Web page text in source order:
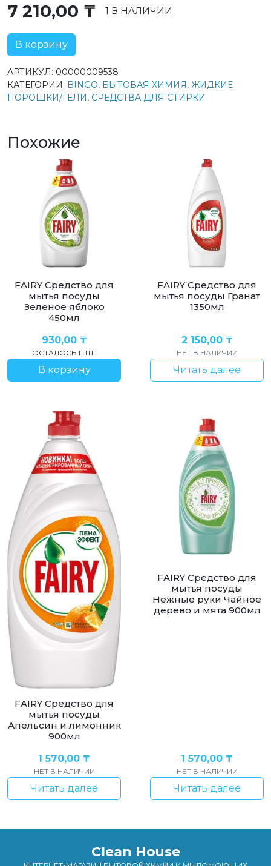
7 210,00 ₸ 1 В НАЛИЧИИ
В корзину
АРТИКУЛ: 00000009538
КАТЕГОРИИ: BINGO, БЫТОВАЯ ХИМИЯ, ЖИДКИЕ
ПОРОШКИ/ГЕЛИ, СРЕДСТВА ДЛЯ СТИРКИ
Похожие
FAIRY Средство для
мытья посуды
Зеленое яблоко
450мл
930,00 ₸
ОСТАЛОСЬ 1 ШТ.
В корзину
FAIRY Средство для
мытья посуды Гранат
1350мл
2 150,00 ₸
НЕТ В НАЛИЧИИ
Читать далее
FAIRY Средство для
мытья посуды
Апельсин и лимонник
900мл
1 570,00 ₸
НЕТ В НАЛИЧИИ
Читать далее
FAIRY Средство для
мытья посуды
Нежные руки Чайное
дерево и мята 900мл
1 570,00 ₸
НЕТ В НАЛИЧИИ
Читать далее
Clean House